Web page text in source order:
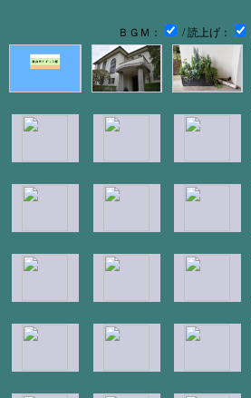
ＢＧＭ： / 読上げ：